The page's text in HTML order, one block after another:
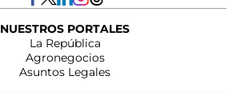
NUESTROS PORTALES
La República
Agronegocios
Asuntos Legales